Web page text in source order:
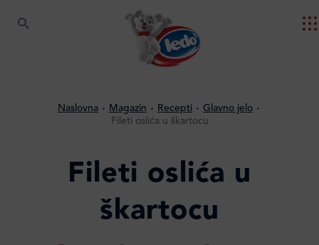
Naslovna Magazin Recepti
Glavno jelo
Fileti oslića u škartocu
Fileti oslića u
škartocu